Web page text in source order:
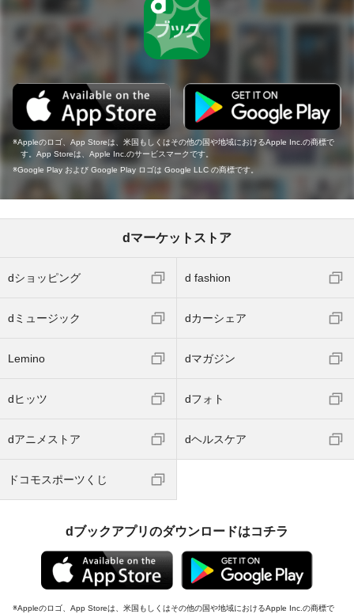
Appleのロゴ、App Storeは、米国もしくはその他の国や地域におけるApple Inc.の商標で
す。App Storeは、Apple Inc.のサービスマークです。
Google Play および Google Play ロゴは Google LLC の商標です。
dマーケットストア
dショッピング d fashion
dミュージック dカーシェア
Lemino dマガジン
dヒッツ dフォト
dアニメストア dヘルスケア
ドコモスポーツくじ
dブックアプリのダウンロードはコチラ
Appleのロゴ、App Storeは、米国もしくはその他の国や地域におけるApple Inc.の商標で